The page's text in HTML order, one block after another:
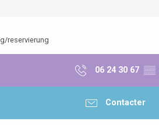
reservierung
06 24 30 67 ▒▒
Contacter